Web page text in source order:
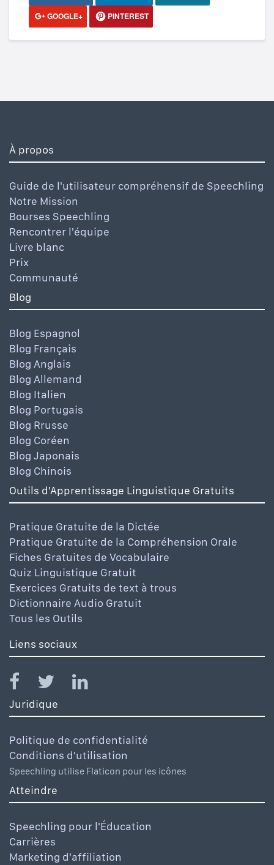
GOOGLE+
PINTEREST
À propos
Guide de l'utilisateur compréhensif de Speechling
Notre Mission
Bourses Speechling
Rencontrer l'équipe
Livre blanc
Prix
Communauté
Blog
Blog Espagnol
Blog Français
Blog Anglais
Blog Allemand
Blog Italien
Blog Portugais
Blog Rrusse
Blog Coréen
Blog Japonais
Blog Chinois
Outils d'Apprentissage Linguistique Gratuits
Pratique Gratuite de la Dictée
Pratique Gratuite de la Compréhension Orale
Fiches Gratuites de Vocabulaire
Quiz Linguistique Gratuit
Exercices Gratuits de text à trous
Dictionnaire Audio Gratuit
Tous les Outils
Liens sociaux
Juridique
Politique de confidentialité
Conditions d'utilisation
Speechling utilise Flaticon pour les icônes
Atteindre
Speechling pour l'Éducation
Carrières
Marketing d'affiliation